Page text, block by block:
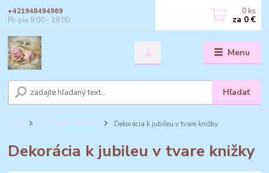
Menu
Hľadať
+421948494969
Po-pia 9:00 - 19:00
0 ks
za 0 €
Úvod Darčeky k jubileám Dekorácia k jubileu v tvare knižky
Dekorácia k jubileu v tvare knižky